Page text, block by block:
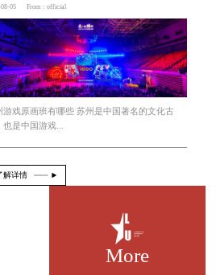
UI设计师具备对VR和AR技
游戏UI设计的重要趋势。
的需求和期望。